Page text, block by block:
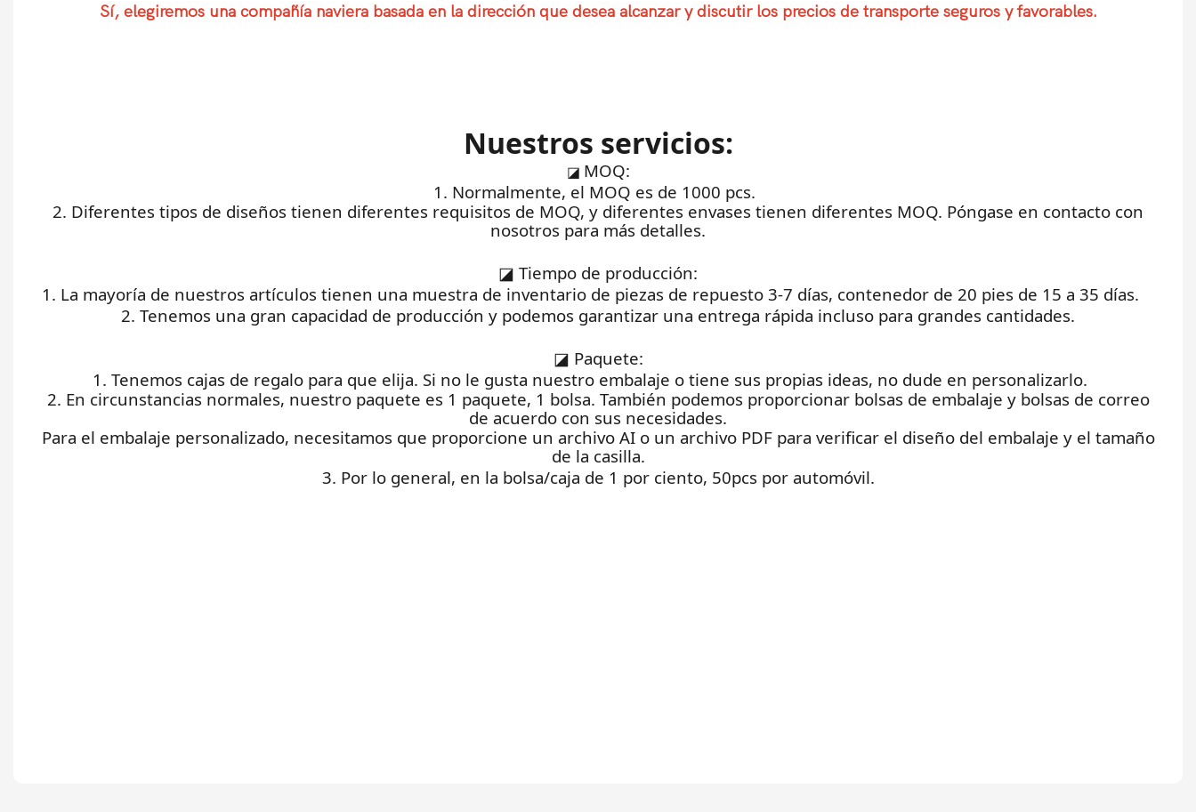
Sí, elegiremos una compañía naviera basada en la dirección que desea alcanzar y discutir los precios de transporte seguros y favorables.
Nuestros servicios:
◪ MOQ:
1. Normalmente, el MOQ es de 1000 pcs.
2. Diferentes tipos de diseños tienen diferentes requisitos de MOQ, y diferentes envases tienen diferentes MOQ. Póngase en contacto con
nosotros para más detalles.
◪ Tiempo de producción:
1. La mayoría de nuestros artículos tienen una muestra de inventario de piezas de repuesto 3-7 días, contenedor de 20 pies de 15 a 35 días.
2. Tenemos una gran capacidad de producción y podemos garantizar una entrega rápida incluso para grandes cantidades.
◪ Paquete:
1. Tenemos cajas de regalo para que elija. Si no le gusta nuestro embalaje o tiene sus propias ideas, no dude en personalizarlo.
2. En circunstancias normales, nuestro paquete es 1 paquete, 1 bolsa. También podemos proporcionar bolsas de embalaje y bolsas de correo
de acuerdo con sus necesidades.
Para el embalaje personalizado, necesitamos que proporcione un archivo AI o un archivo PDF para verificar el diseño del embalaje y el tamaño
de la casilla.
3. Por lo general, en la bolsa/caja de 1 por ciento, 50pcs por automóvil.